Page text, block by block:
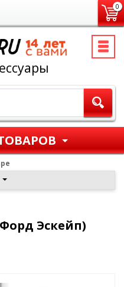
0
Эскейп)